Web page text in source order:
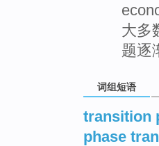
大多
题逐
词组短语
transition
phase